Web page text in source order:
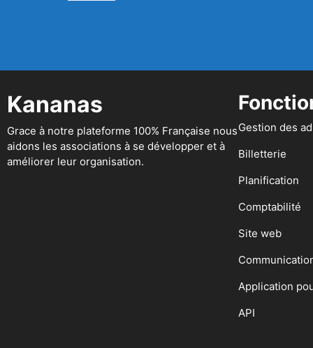
Kananas
Grace à notre plateforme 100% Française nous
aidons les associations à se développer et à
améliorer leur organisation.
Gestion des
Billetterie
Planification
Comptabilité
Site web
Application
API